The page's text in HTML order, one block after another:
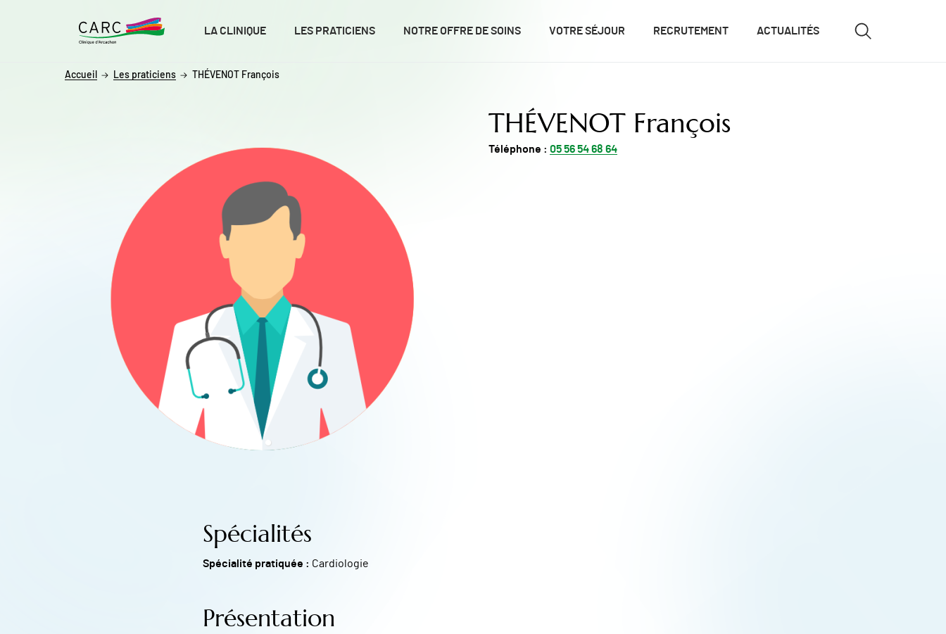
LA CLINIQUE LES PRATICIENS NOTRE OFFRE DE SOINS VOTRE SÉJOUR RECRUTEMENT ACTUALITÉS
Accueil Les praticiens THÉVENOT François
THÉVENOT François
Téléphone : 05 56 54 68 64
Spécialités
Spécialité pratiquée : Cardiologie
Présentation